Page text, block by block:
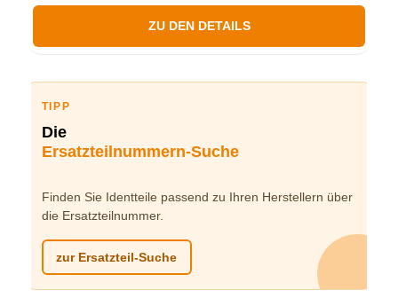
ZU DEN DETAILS
TIPP
Die
Ersatzteilnummern-Suche
Finden Sie Identteile passend zu Ihren Herstellern über
die Ersatzteilnummer.
zur Ersatzteil-Suche